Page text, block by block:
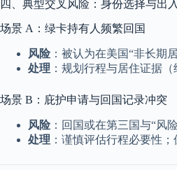
四、典型交叉风险：身份选择与出
场景 A：绿卡持有人频繁回国
风险：被认为在美国“非长期
处理 ：规划行程与居住证据
场景 B：庇护申请与回国记录冲突
风险：回国或在第三国与“风
处理 ：谨慎评估行程必要性；